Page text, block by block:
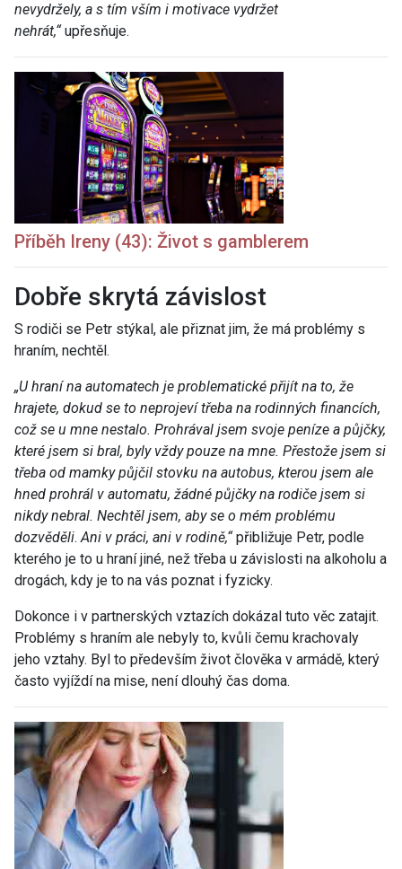
nevydržely, a s tím vším i motivace vydržet
nehrát,“ upřesňuje.
Příběh Ireny (43): Život s gamblerem
Dobře skrytá závislost
S rodiči se Petr stýkal, ale přiznat jim, že má problémy s
hraním, nechtěl.
„U hraní na automatech je problematické přijít na to, že
hrajete, dokud se to neprojeví třeba na rodinných financích,
což se u mne nestalo. Prohrával jsem svoje peníze a půjčky,
které jsem si bral, byly vždy pouze na mne. Přestože jsem si
třeba od mamky půjčil stovku na autobus, kterou jsem ale
hned prohrál v automatu, žádné půjčky na rodiče jsem si
nikdy nebral. Nechtěl jsem, aby se o mém problému
dozvěděli.Ani v práci, ani v rodině,“přibližuje Petr, podle
kterého je to u hraní jiné, než třeba u závislosti na alkoholu a
drogách, kdy je to na vás poznat i fyzicky.
Dokonce i v partnerských vztazích dokázal tuto věc zatajit.
Problémy s hraním ale nebyly to, kvůli čemu krachovaly
jeho vztahy. Byl to především život člověka v armádě, který
často vyjíždí na mise, není dlouhý čas doma.